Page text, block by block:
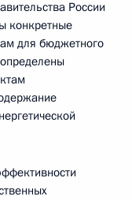
России
конкретные
для бюджетного